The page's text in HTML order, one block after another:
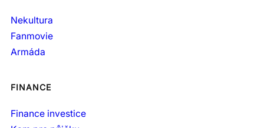
Nekultura
Fanmovie
Armáda
FINANCE
Finance investice